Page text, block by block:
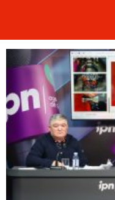
Politică
Externe
Social